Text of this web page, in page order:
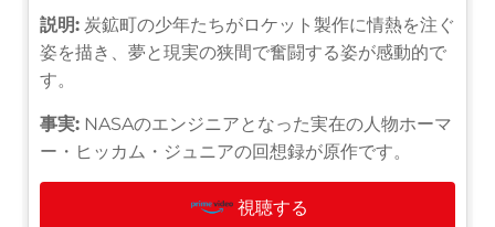
説明: 炭鉱町の少年たちがロケット製作に情熱を注ぐ
姿を描き、夢と現実の狭間で奮闘する姿が感動的で
す。
事実: NASAのエンジニアとなった実在の人物ホーマ
ー・ヒッカム・ジュニアの回想録が原作です。
視聴する